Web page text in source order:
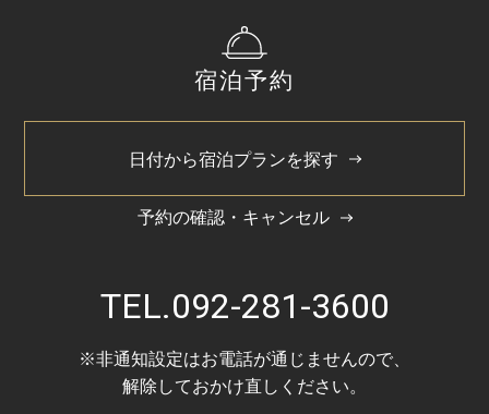
宿泊予約
日付から宿泊プランを探す
予約の確認・キャンセル
TEL.092-281-3600
※非通知設定はお電話が通じませんので、
解除しておかけ直しください。